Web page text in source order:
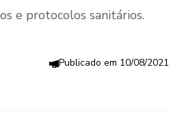
e protocolos sanitários.
10/08/2021